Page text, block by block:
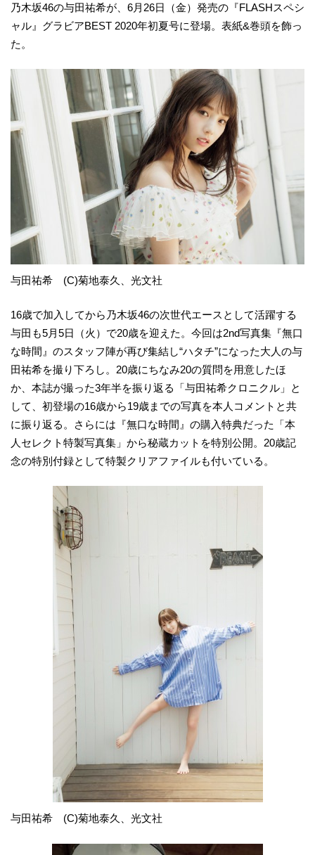
乃木坂46の与田祐希が、6月26日（金）発売の『FLASHスペシ
ャル』グラビアBEST 2020年初夏号に登場。表紙&巻頭を飾っ
た。
与田祐希 (C)菊地泰久、光文社
16歳で加入してから乃木坂46の次世代エースとして活躍する
与田も5月5日（火）で20歳を迎えた。今回は2nd写真集『無口
な時間』のスタッフ陣が再び集結し“ハタチ”になった大人の与
田祐希を撮り下ろし。20歳にちなみ20の質問を用意したほ
か、本誌が撮った3年半を振り返る「与田祐希クロニクル」と
して、初登場の16歳から19歳までの写真を本人コメントと共
に振り返る。さらには『無口な時間』の購入特典だった「本
人セレクト特製写真集」から秘蔵カットを特別公開。20歳記
念の特別付録として特製クリアファイルも付いている。
与田祐希 (C)菊地泰久、光文社